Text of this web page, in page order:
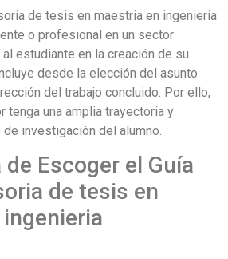
de tesis en maestria en ingenieria
o profesional en un sector
estudiante en la creación de su
desde la elección del asunto
del trabajo concluido. Por ello,
tenga una amplia trayectoria y
investigación del alumno.
Escoger el Guía
de tesis en